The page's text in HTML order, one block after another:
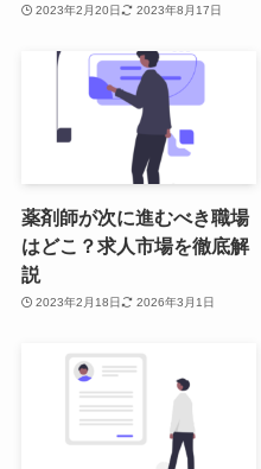
2023年2月20日 2023年8月17日
薬剤師が次に進むべき職場
はどこ？求人市場を徹底解
説
2023年2月18日 2026年3月1日